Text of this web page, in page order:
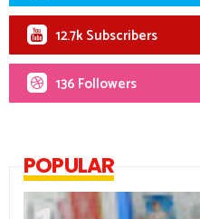
12.7k Subscribers
136 Followers
POPULAR